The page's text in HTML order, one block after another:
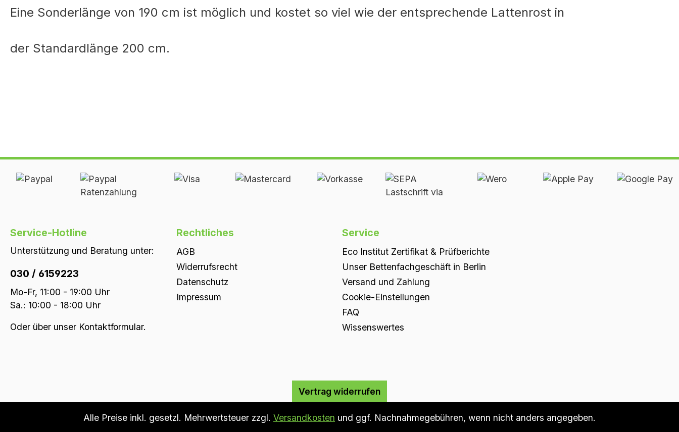
Eine Sonderlänge von 190 cm ist möglich und kostet so viel wie der entsprechende Lattenrost in
der Standardlänge 200 cm.
Service-Hotline
Unterstützung und Beratung unter:
030 / 6159223
Mo-Fr, 11:00 - 19:00 Uhr
Sa.: 10:00 - 18:00 Uhr
Oder über unser Kontaktformular.
Rechtliches
AGB
Widerrufsrecht
Datenschutz
Impressum
Service
Eco Institut Zertifikat & Prüfberichte
Unser Bettenfachgeschäft in Berlin
Versand und Zahlung
Cookie-Einstellungen
FAQ
Wissenswertes
Vertrag widerrufen
Alle Preise inkl. gesetzl. Mehrwertsteuer zzgl. Versandkosten und ggf. Nachnahmegebühren, wenn nicht anders angegeben.